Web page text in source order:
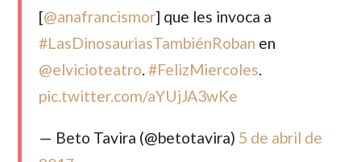
[@anafrancismor] que les invoca a
#LasDinosauriasTambiénRoban en
@elvicioteatro.#FelizMiercoles.
pic.twitter.com/aYUjJA3wKe
— Beto Tavira (@betotavira) 5 de abril de